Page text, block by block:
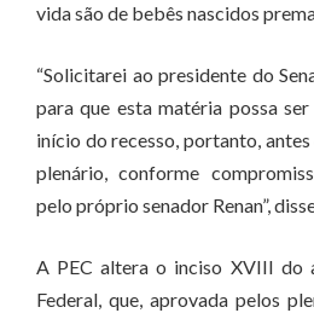
vida são de bebês nascidos
“Solicitarei ao presidente do
para que esta matéria possa
início do recesso, portanto,
plenário, conforme
pelo próprio senador Renan”,
A PEC altera o inciso XVIII do
Federal, que, aprovada pelos